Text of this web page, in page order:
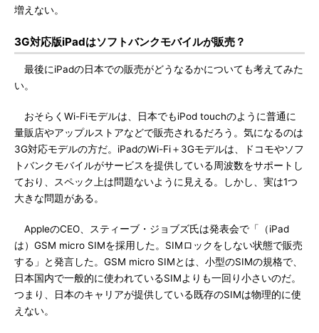
増えない。
3G対応版iPadはソフトバンクモバイルが販売？
最後にiPadの日本での販売がどうなるかについても考えてみた
い。
おそらくWi-Fiモデルは、日本でもiPod touchのように普通に
量販店やアップルストアなどで販売されるだろう。気になるのは
3G対応モデルの方だ。iPadのWi-Fi＋3Gモデルは、ドコモやソフ
トバンクモバイルがサービスを提供している周波数をサポートし
ており、スペック上は問題ないように見える。しかし、実は1つ
大きな問題がある。
AppleのCEO、スティーブ・ジョブズ氏は発表会で「（iPad
は）GSM micro SIMを採用した。SIMロックをしない状態で販売
する」と発言した。GSM micro SIMとは、小型のSIMの規格で、
日本国内で一般的に使われているSIMよりも一回り小さいのだ。
つまり、日本のキャリアが提供している既存のSIMは物理的に使
えない。